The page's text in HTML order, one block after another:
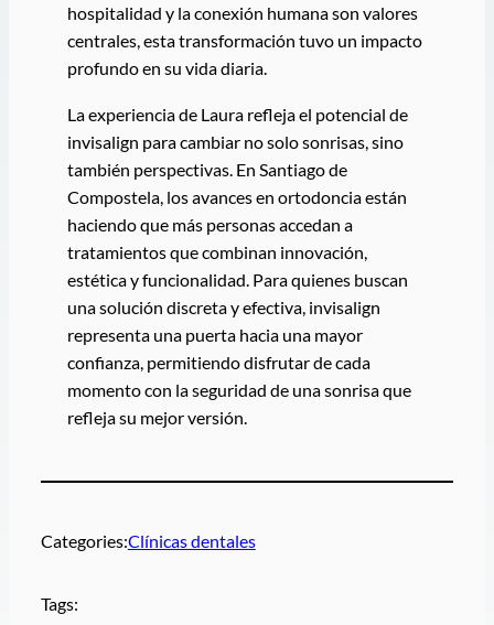
hospitalidad y la conexión humana son valores
centrales, esta transformación tuvo un impacto
profundo en su vida diaria.
La experiencia de Laura refleja el potencial de
invisalign para cambiar no solo sonrisas, sino
también perspectivas. En Santiago de
Compostela, los avances en ortodoncia están
haciendo que más personas accedan a
tratamientos que combinan innovación,
estética y funcionalidad. Para quienes buscan
una solución discreta y efectiva, invisalign
representa una puerta hacia una mayor
confianza, permitiendo disfrutar de cada
momento con la seguridad de una sonrisa que
refleja su mejor versión.
Categories:Clínicas dentales
Tags: